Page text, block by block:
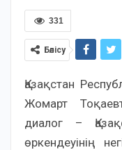
331
Бөлісу
Қазақстан
Жомарт
диалог –
өркендеуінің